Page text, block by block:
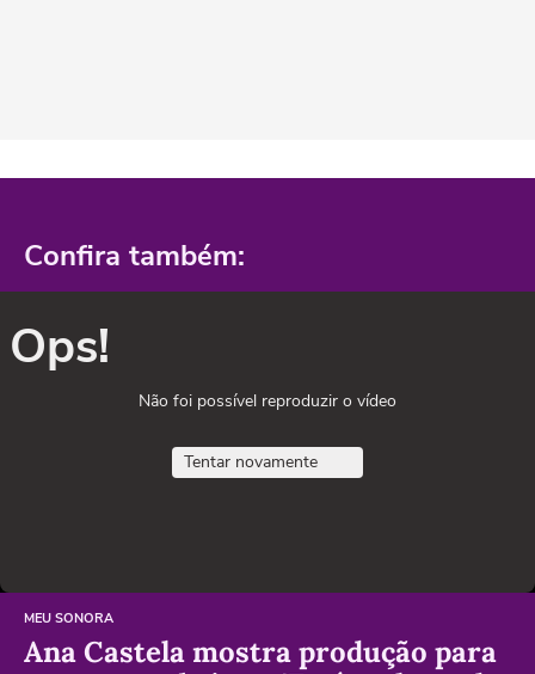
Confira também:
Ops!
Não foi possível reproduzir o vídeo
Tentar novamente
MEU SONORA
Ana Castela mostra produção para